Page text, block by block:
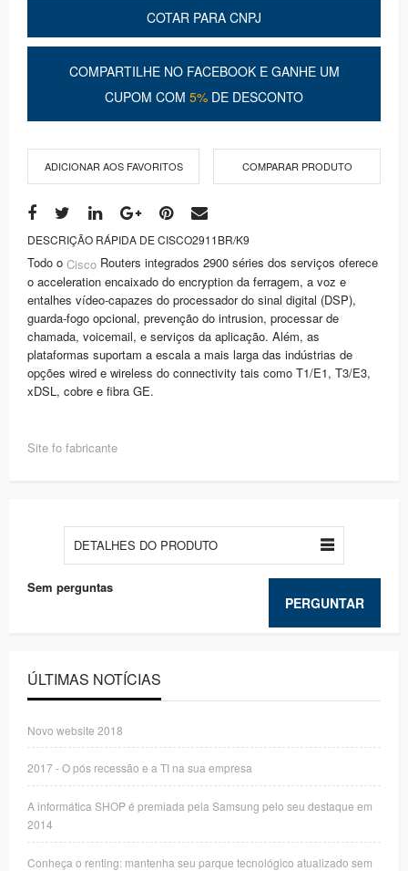
COTAR PARA CNPJ
COMPARTILHE NO FACEBOOK E GANHE UM
CUPOM COM 5% DE DESCONTO
ADICIONAR AOS FAVORITOS COMPARAR PRODUTO
DESCRIÇÃO RÁPIDA DE CISCO2911BR/K9
Todo o Cisco Routers integrados 2900 séries dos serviços oferece
o acceleration encaixado do encryption da ferragem, a voz e
entalhes vídeo-capazes do processador do sinal digital (DSP),
guarda-fogo opcional, prevenção do intrusion, processar de
chamada, voicemail, e serviços da aplicação. Além, as
plataformas suportam a escala a mais larga das indústrias de
opções wired e wireless do connectivity tais como T1/E1, T3/E3,
xDSL, cobre e fibra GE.
Site fo fabricante
DETALHES DO PRODUTO
PERGUNTAR
Sem perguntas
ÚLTIMAS NOTÍCIAS
Novo website 2018
2017 - O pós recessão e a TI na sua empresa
A informática SHOP é premiada pela Samsung pelo seu destaque em
2014
Conheça o renting: mantenha seu parque tecnológico atualizado sem